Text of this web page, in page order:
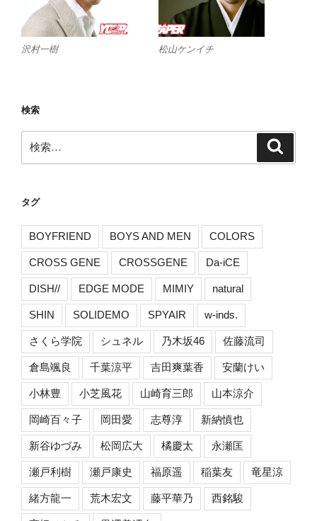
沢村一樹 松山ケンイチ
検索
索:
タグ
BOYFRIEND BOYS AND MEN COLORS
CROSS GENE CROSSGENE Da-iCE
DISH// EDGE MODE MIMIY natural
SHIN SOLIDEMO SPYAIR w-inds.
さくら学院 シュネル 乃木坂46 佐藤流司
倉島颯良 千葉涼平 吉田爽葉香 安蘭けい
小林豊 小芝風花 山崎育三郎 山本涼介
岡崎百々子 岡田愛 志尊淳 新納慎也
新谷ゆづみ 松岡広大 橘慶太 永瀬匡
瀬戸利樹 瀬戸康史 福原遥 稲葉友 竜星涼
緒方龍一 荒木宏文 藤平華乃 西銘駿